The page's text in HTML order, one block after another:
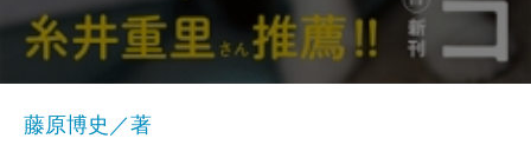
藤原博史／著